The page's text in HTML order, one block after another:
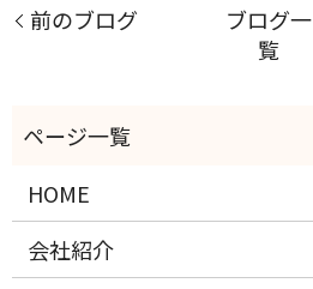
前のブログ
ブログ一
覧
HOME
会社紹介